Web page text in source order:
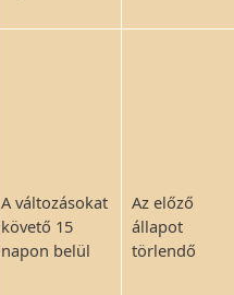
A változásokat
követő 15
napon belül
Az előző
állapot
törlendő